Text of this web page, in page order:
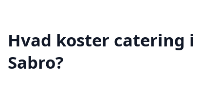
Hvad koster catering i
Sabro?